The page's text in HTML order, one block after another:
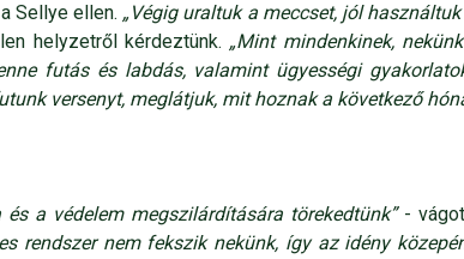
Sellye ellen. „Végig uraltuk a meccset, jól
helyzetről kérdeztünk. „Mint mindenkinek,
futás és labdás, valamint ügyességi
versenyt, meglátjuk, mit hoznak a következő
a védelem megszilárdítására törekedtünk”-
rendszer nem fekszik nekünk, így az idény